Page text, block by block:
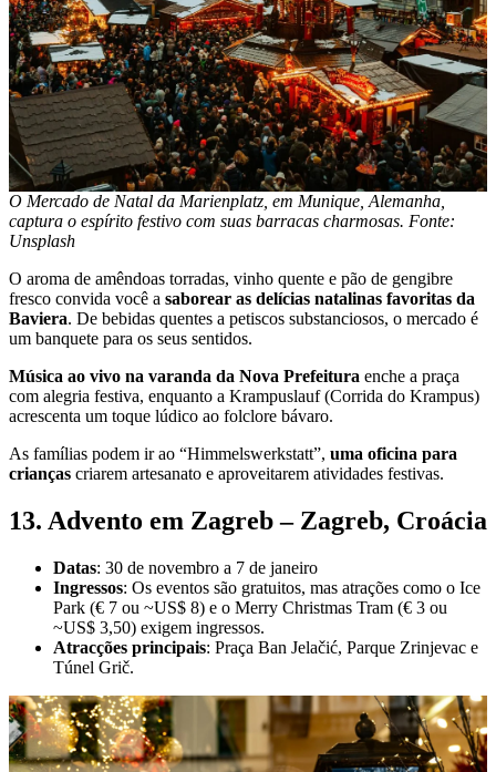
O Mercado de Natal da Marienplatz, em Munique, Alemanha,
captura o espírito festivo com suas barracas charmosas. Fonte:
Unsplash
O aroma de amêndoas torradas, vinho quente e pão de gengibre
fresco convida você a saborear as delícias natalinas favoritas da
Baviera. De bebidas quentes a petiscos substanciosos, o mercado é
um banquete para os seus sentidos.
Música ao vivo na varanda da Nova Prefeitura enche a praça
com alegria festiva, enquanto a Krampuslauf (Corrida do Krampus)
acrescenta um toque lúdico ao folclore bávaro.
As famílias podem ir ao “Himmelswerkstatt”, uma oficina para
crianças criarem artesanato e aproveitarem atividades festivas.
13. Advento em Zagreb – Zagreb, Croácia
Datas: 30 de novembro a 7 de janeiro
Ingressos: Os eventos são gratuitos, mas atrações como o Ice
Park (€ 7 ou ~US$ 8) e o Merry Christmas Tram (€ 3 ou
~US$ 3,50) exigem ingressos.
Atracções principais: Praça Ban Jelačić, Parque Zrinjevac e
Túnel Grič.